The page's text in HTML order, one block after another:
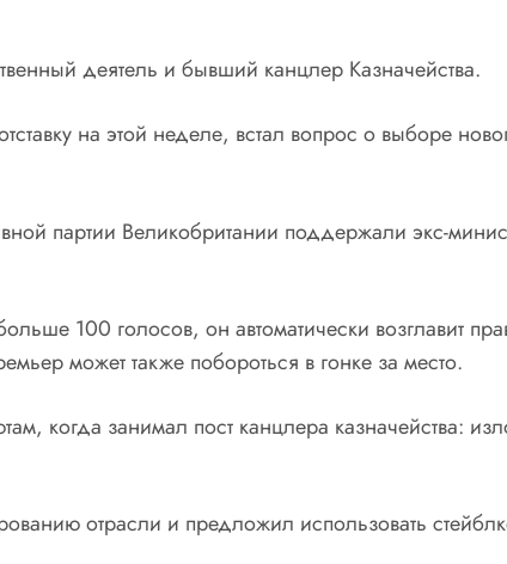
деятель и бывший канцлер Казначейства.
на этой неделе, встал вопрос о выборе
партии Великобритании поддержали экс-
100 голосов, он автоматически возглавит
может также побороться в гонке за место.
когда занимал пост канцлера казначейства:
отрасли и предложил использовать